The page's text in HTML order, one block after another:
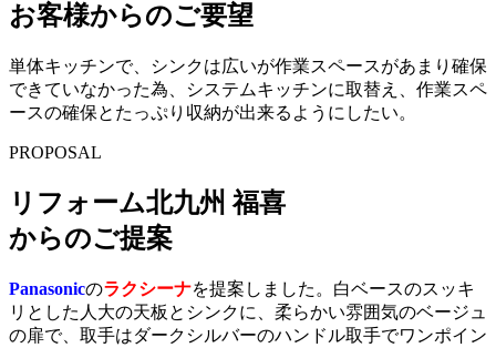
お客様からのご要望
単体キッチンで、シンクは広いが作業スペースがあまり確保
できていなかった為、システムキッチンに取替え、作業スペ
ースの確保とたっぷり収納が出来るようにしたい。
PROPOSAL
リフォーム北九州 福喜
からのご提案
Panasonicのラクシーナを提案しました。 白ベースのスッキ
リとした人大の天板とシンクに、柔らかい雰囲気のベージュ
の扉で、取手はダークシルバーのハンドル取手でワンポイン